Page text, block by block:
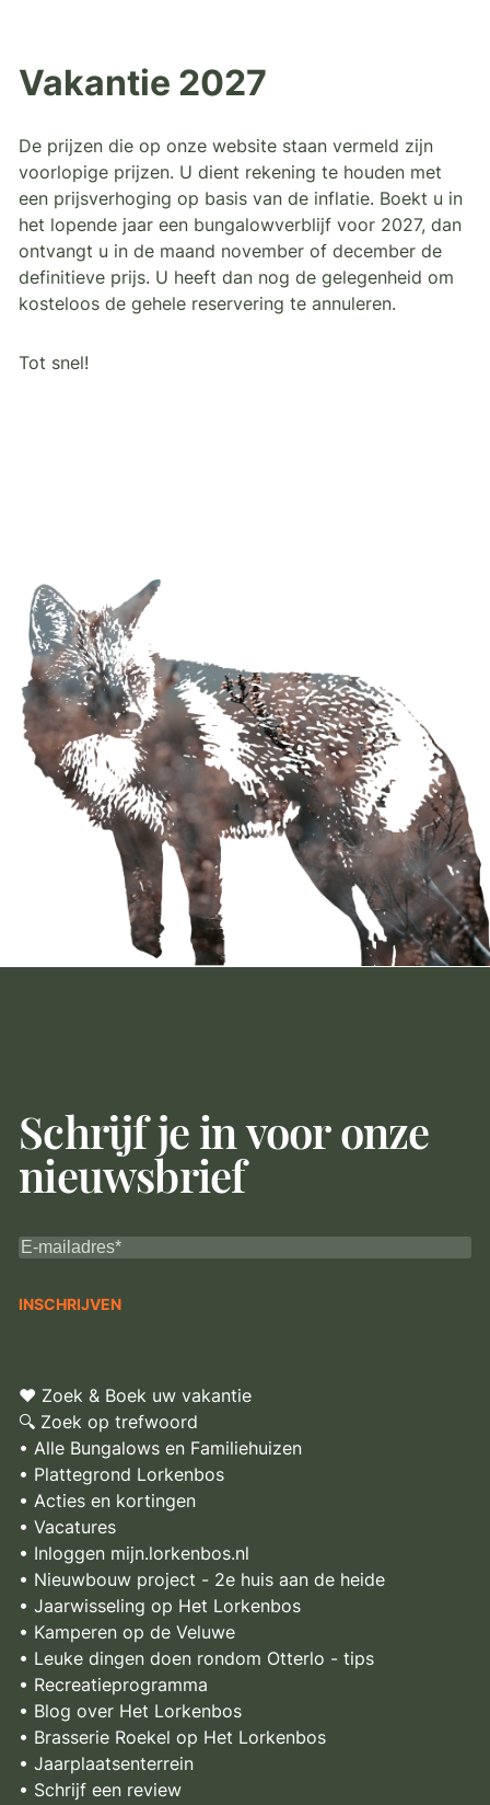
Vakantie 2027
De prijzen die op onze website staan vermeld zijn
voorlopige prijzen. U dient rekening te houden met
een prijsverhoging op basis van de inflatie. Boekt u in
het lopende jaar een bungalowverblijf voor 2027, dan
ontvangt u in de maand november of december de
definitieve prijs. U heeft dan nog de gelegenheid om
kosteloos de gehele reservering te annuleren.
Tot snel!
Schrijf je in voor onze
nieuwsbrief
♥ Zoek & Boek uw vakantie
🔍 Zoek op trefwoord
• Alle Bungalows en Familiehuizen
• Plattegrond Lorkenbos
• Acties en kortingen
• Vacatures
• Inloggen mijn.lorkenbos.nl
• Nieuwbouw project - 2e huis aan de heide
• Jaarwisseling op Het Lorkenbos
• Kamperen op de Veluwe
• Leuke dingen doen rondom Otterlo - tips
• Recreatieprogramma
• Blog over Het Lorkenbos
• Brasserie Roekel op Het Lorkenbos
• Jaarplaatsenterrein
• Schrijf een review